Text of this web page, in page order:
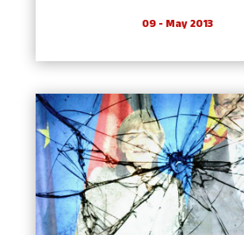
09 - May 2013